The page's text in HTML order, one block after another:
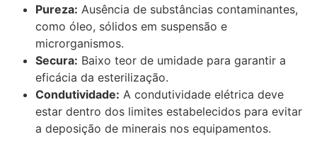
Pureza: Ausência de substâncias contaminantes,
como óleo, sólidos em suspensão e
microrganismos.
Secura: Baixo teor de umidade para garantir a
eficácia da esterilização.
Condutividade: A condutividade elétrica deve
estar dentro dos limites estabelecidos para evitar
a deposição de minerais nos equipamentos.